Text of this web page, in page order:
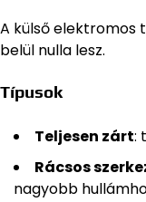
A külső elektromos
belül nulla lesz.
Típusok
Teljesen zárt:
Rácsos
nagyobb